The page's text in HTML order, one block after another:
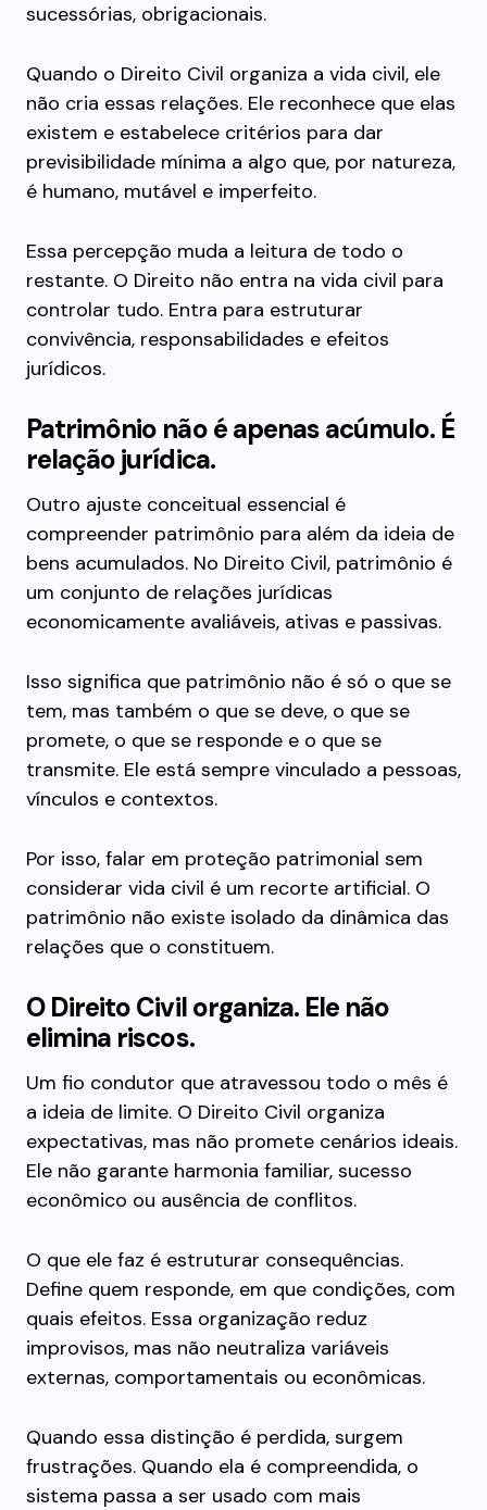
sucessórias, obrigacionais.
Quando o Direito Civil organiza a vida civil, ele
não cria essas relações. Ele reconhece que elas
existem e estabelece critérios para dar
previsibilidade mínima a algo que, por natureza,
é humano, mutável e imperfeito.
Essa percepção muda a leitura de todo o
restante. O Direito não entra na vida civil para
controlar tudo. Entra para estruturar
convivência, responsabilidades e efeitos
jurídicos.
Patrimônio não é apenas acúmulo. É
relação jurídica.
Outro ajuste conceitual essencial é
compreender patrimônio para além da ideia de
bens acumulados. No Direito Civil, patrimônio é
um conjunto de relações jurídicas
economicamente avaliáveis, ativas e passivas.
Isso significa que patrimônio não é só o que se
tem, mas também o que se deve, o que se
promete, o que se responde e o que se
transmite. Ele está sempre vinculado a pessoas,
vínculos e contextos.
Por isso, falar em proteção patrimonial sem
considerar vida civil é um recorte artificial. O
patrimônio não existe isolado da dinâmica das
relações que o constituem.
O Direito Civil organiza. Ele não
elimina riscos.
Um fio condutor que atravessou todo o mês é
a ideia de limite. O Direito Civil organiza
expectativas, mas não promete cenários ideais.
Ele não garante harmonia familiar, sucesso
econômico ou ausência de conflitos.
O que ele faz é estruturar consequências.
Define quem responde, em que condições, com
quais efeitos. Essa organização reduz
improvisos, mas não neutraliza variáveis
externas, comportamentais ou econômicas.
Quando essa distinção é perdida, surgem
frustrações. Quando ela é compreendida, o
sistema passa a ser usado com mais